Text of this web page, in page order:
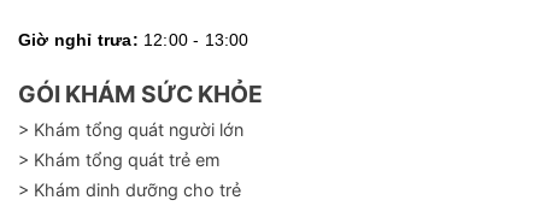
Giờ nghỉ trưa: 12:00 - 13:00
GÓI KHÁM SỨC KHỎE
> Khám tổng quát người lớn
> Khám tổng quát trẻ em
> Khám dinh dưỡng cho trẻ